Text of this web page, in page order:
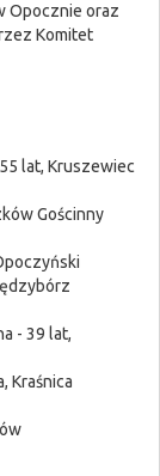
Opocznie oraz
Komitet
lat, Kruszewiec
Gościnny
- 39 lat,
Kraśnica